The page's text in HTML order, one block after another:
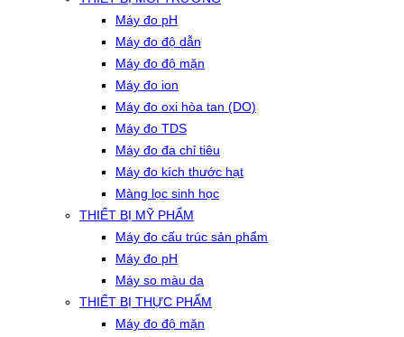
Máy đo pH
Máy đo độ dẫn
Máy đo độ mặn
Máy đo ion
Máy đo oxi hòa tan (DO)
Máy đo TDS
Máy đo đa chỉ tiêu
Máy đo kích thước hạt
Màng lọc sinh học
THIẾT BỊ MỸ PHẨM
Máy đo cấu trúc sản phẩm
Máy đo pH
Máy so màu da
THIẾT BỊ THỰC PHẨM
Máy đo độ mặn